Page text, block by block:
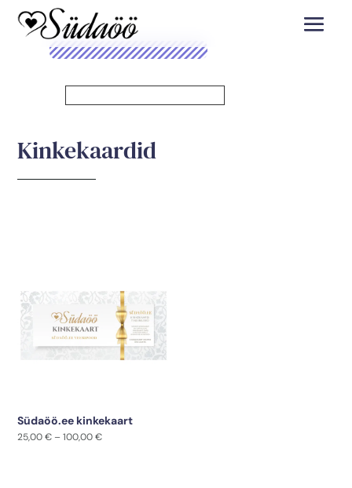
Kinkekaardid
Südaöö.ee kinkekaart
25,00€ – 100,00€Hinnavahemik: